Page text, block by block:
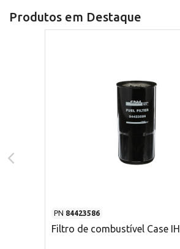
Produtos em Destaque
PN 84423586
Filtro de combustível Case IH